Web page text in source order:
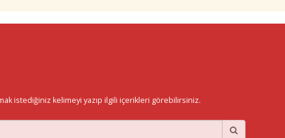
istediğiniz kelimeyi yazıp ilgili içerikleri görebilirsiniz.